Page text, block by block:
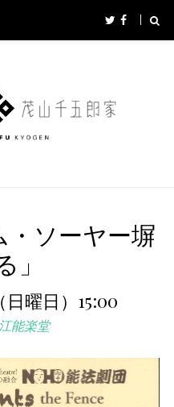
・ソーヤー塀
」
日曜日）15:00
能楽堂